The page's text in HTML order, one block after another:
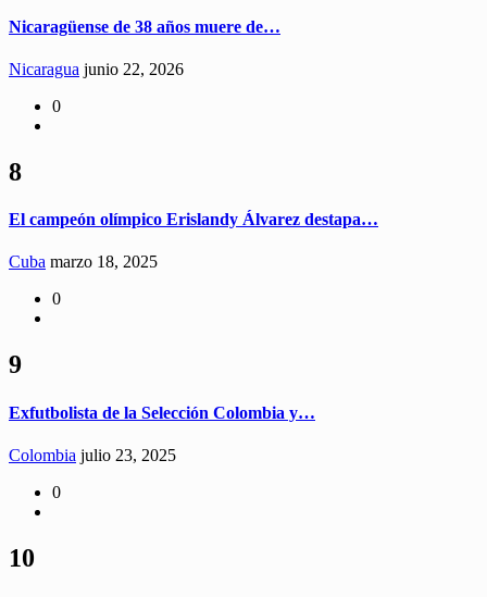
Nicaragüense de 38 años muere de…
Nicaragua junio 22, 2026
0
8
El campeón olímpico Erislandy Álvarez destapa…
Cuba marzo 18, 2025
0
9
Exfutbolista de la Selección Colombia y…
Colombia julio 23, 2025
0
10